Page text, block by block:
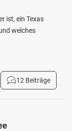
ist, ein Texas
welches
12 Beiträge